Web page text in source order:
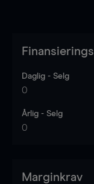
Daglig - Selg
0
Årlig - Selg
0
Marginkrav